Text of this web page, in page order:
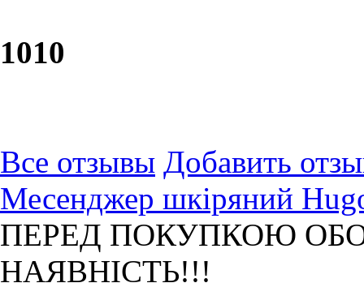
1010
Все отзывы Добавить
Месенджер шкіряний
ПЕРЕД ПОКУПКОЮ
НАЯВНІСТЬ!!!